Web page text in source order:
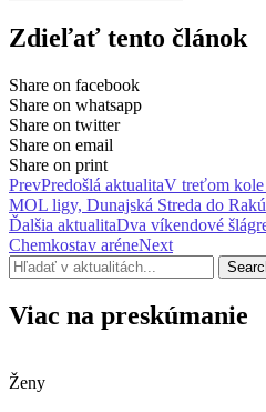
Zdieľať tento článok
Share on facebook
Share on whatsapp
Share on twitter
Share on email
Share on print
PrevPredošlá aktualitaV treťom kole
MOL ligy, Dunajská Streda do
Ďalšia aktualitaDva víkendové
Chemkostav aréneNext
Viac na preskúmanie
Ženy